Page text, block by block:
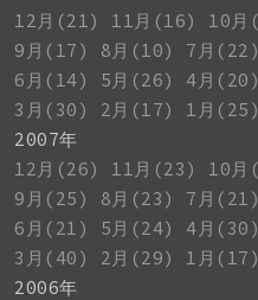
12月(21)
11月(16)
10月
9月(17)
8月(10)
7月(22)
6月(14)
5月(26)
4月(20)
3月(30)
2月(17)
1月(25)
2007年
12月(26)
11月(23)
10月
9月(25)
8月(23)
7月(21)
6月(21)
5月(24)
4月(30)
3月(40)
2月(29)
1月(17)
2006年